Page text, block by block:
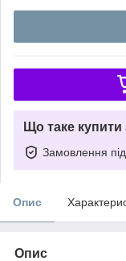
Що таке
Замовлення
Опис
Опис